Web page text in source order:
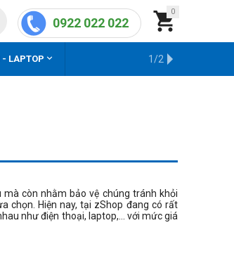
0

0922 022 022
LAPTOP  KHO HÀNG CŨ
1/2
còn nhằm bảo vệ chúng tránh khỏi
chọn. Hiện nay, tại zShop đang có rất
như điện thoại, laptop,... với mức giá